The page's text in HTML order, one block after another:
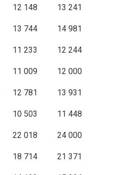
12 148 13 241
13 744 14 981
11 233 12 244
11 009 12 000
12 781 13 931
10 503 11 448
22 018 24 000
18 714 21 371